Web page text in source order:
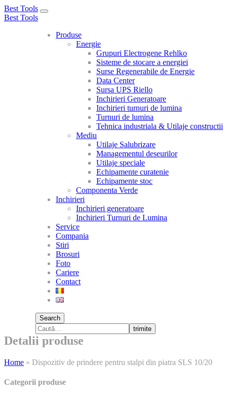
Best Tools
Toggle
Best Tools
Produse
Energie
Grupuri Electrogene Rehlko
Sisteme de stocare a energiei
Surse Regenerabile de Energie
Data Center
Sursa UPS Riello
Inchirieri Generatoare
Inchirieri turnuri de lumina
Turnuri de lumina
Tehnica industriala & Utilaje constructii
Mediu
Utilaje Salubrizare
Managementul deseurilor
Utilaje speciale
Echipamente curatenie
Echipamente stoc
Componenta Verde
Inchirieri
Inchirieri generatoare
Inchirieri Turnuri de Lumina
Service
Compania
Stiri
Brosuri
Foto
Cariere
Contact
Search
trimite
Detalii produse
Home » Dispozitiv de prindere pentru stalpi din piatra SLS 10/20
Categorii produse